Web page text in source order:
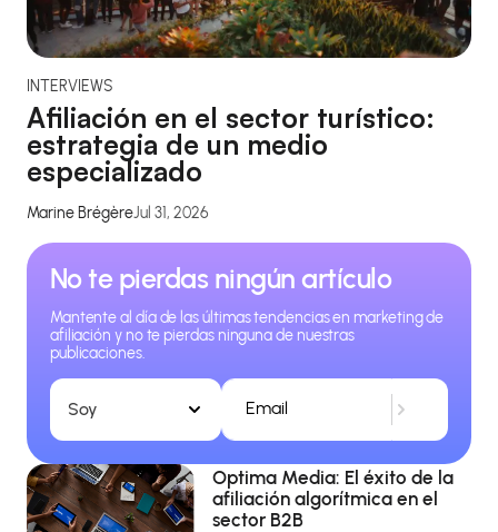
INTERVIEWS
Afiliación en el sector turístico:
estrategia de un medio
especializado
Marine BrégèreJul 31, 2026
No te pierdas ningún artículo
Mantente al día de las últimas tendencias en marketing de
afiliación y no te pierdas ninguna de nuestras
publicaciones.
Soy
Optima Media: El éxito de la
afiliación algorítmica en el
sector B2B